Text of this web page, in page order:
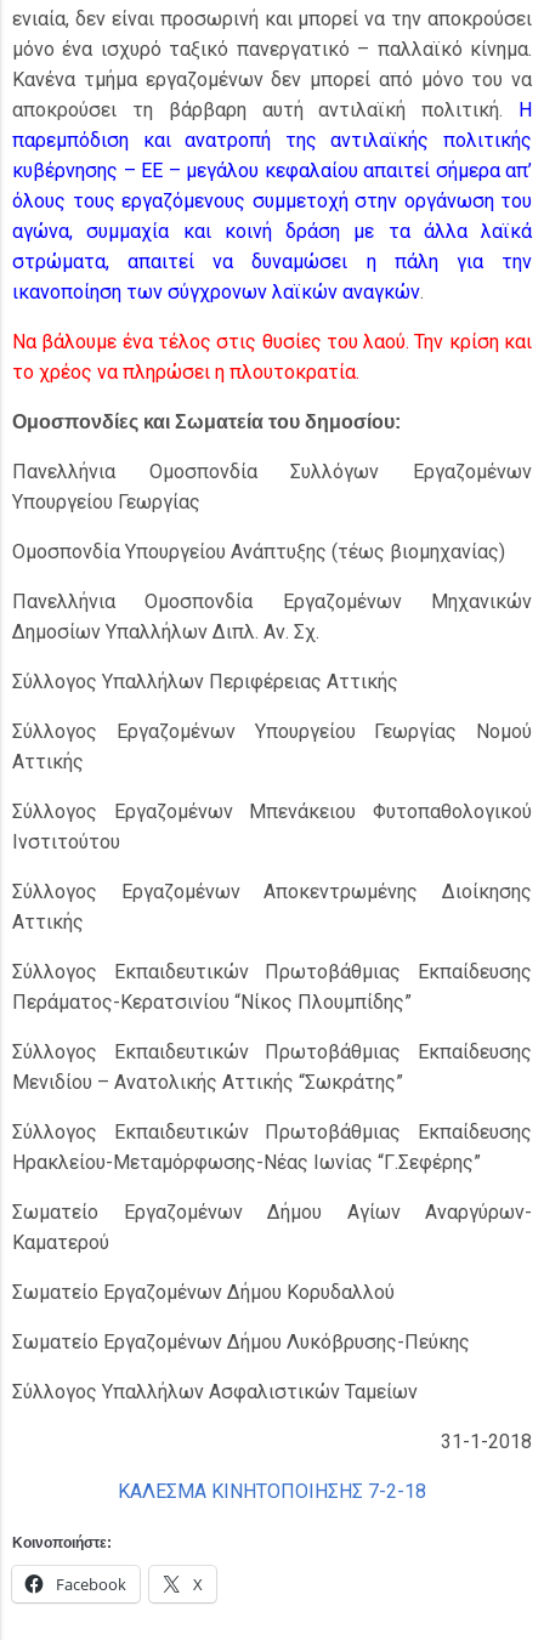
ενιαία, δεν είναι προσωρινή και μπορεί να την αποκρούσει
μόνο ένα ισχυρό ταξικό πανεργατικό – παλλαϊκό κίνημα.
Κανένα τμήμα εργαζομένων δεν μπορεί από μόνο του να
αποκρούσει τη βάρβαρη αυτή αντιλαϊκή πολιτική. Η
παρεμπόδιση και ανατροπή της αντιλαϊκής πολιτικής
κυβέρνησης – ΕΕ – μεγάλου κεφαλαίου απαιτεί σήμερα απ’
όλους τους εργαζόμενους συμμετοχή στην οργάνωση του
αγώνα, συμμαχία και κοινή δράση με τα άλλα λαϊκά
στρώματα, απαιτεί να δυναμώσει η πάλη για την
ικανοποίηση των σύγχρονων λαϊκών αναγκών.
Να βάλουμε ένα τέλος στις θυσίες του λαού. Την κρίση και
το χρέος να πληρώσει η πλουτοκρατία.
Ομοσπονδίες και Σωματεία του δημοσίου:
Πανελλήνια Ομοσπονδία Συλλόγων Εργαζομένων
Υπουργείου Γεωργίας
Ομοσπονδία Υπουργείου Ανάπτυξης (τέως βιομηχανίας)
Πανελλήνια Ομοσπονδία Εργαζομένων Μηχανικών
Δημοσίων Υπαλλήλων Διπλ. Αν. Σχ.
Σύλλογος Υπαλλήλων Περιφέρειας Αττικής
Σύλλογος Εργαζομένων Υπουργείου Γεωργίας Νομού
Αττικής
Σύλλογος Εργαζομένων Μπενάκειου Φυτοπαθολογικού
Ινστιτούτου
Σύλλογος Εργαζομένων Αποκεντρωμένης Διοίκησης
Αττικής
Σύλλογος Εκπαιδευτικών Πρωτοβάθμιας Εκπαίδευσης
Περάματος-Κερατσινίου “Νίκος Πλουμπίδης”
Σύλλογος Εκπαιδευτικών Πρωτοβάθμιας Εκπαίδευσης
Μενιδίου – Ανατολικής Αττικής “Σωκράτης”
Σύλλογος Εκπαιδευτικών Πρωτοβάθμιας Εκπαίδευσης
Ηρακλείου-Μεταμόρφωσης-Νέας Ιωνίας “Γ.Σεφέρης”
Σωματείο Εργαζομένων Δήμου Αγίων Αναργύρων-
Καματερού
Σωματείο Εργαζομένων Δήμου Κορυδαλλού
Σωματείο Εργαζομένων Δήμου Λυκόβρυσης-Πεύκης
Σύλλογος Υπαλλήλων Ασφαλιστικών Ταμείων
31-1-2018
ΚΑΛΕΣΜΑ ΚΙΝΗΤΟΠΟΙΗΣΗΣ 7-2-18
Κοινοποιήστε:
Facebook X